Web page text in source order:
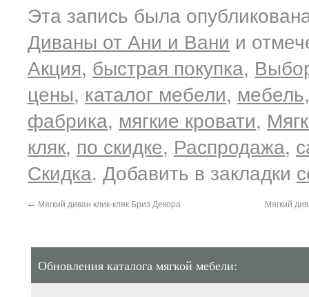
Эта запись была
Диваны от Ани и Вани и
Акция, быстрая покупка,
цены, каталог мебели, мебель
фабрика, мягкие кровати,
кляк, по скидке, Распродажа,
Скидка. Добавить в закладки
← Мягкий диван клик-кляк Бриз Декора Мягкий
Обновления каталога мягкой мебели: